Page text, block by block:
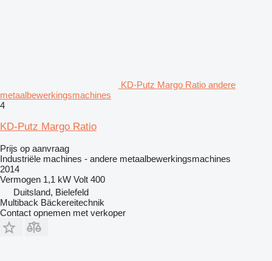
KD-Putz Margo Ratio andere
metaalbewerkingsmachines
4
KD-Putz Margo Ratio
Prijs op aanvraag
Industriële machines - andere metaalbewerkingsmachines
2014
Vermogen 1,1 kW Volt 400
Duitsland, Bielefeld
Multiback Bäckereitechnik
Contact opnemen met verkoper